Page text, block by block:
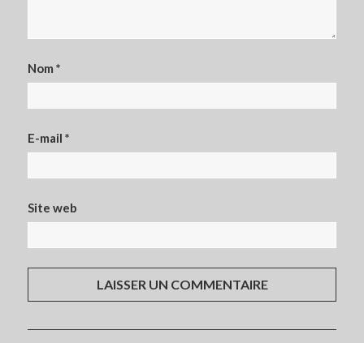
Nom*
E-mail*
Site web